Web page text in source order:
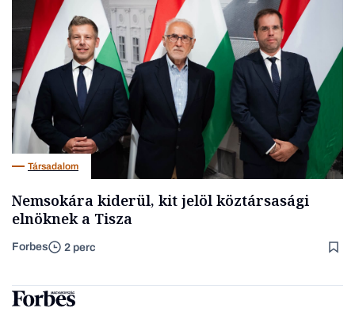
Társadalom
Nemsokára kiderül, kit jelöl köztársasági
elnöknek a Tisza
Forbes 2 perc